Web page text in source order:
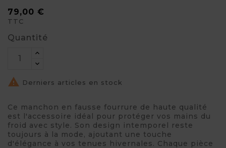
79,00 €
TTC
Quantité
 Derniers articles en stock
Ce manchon en fausse fourrure de haute qualité
est l'accessoire idéal pour protéger vos mains du
froid avec style. Son design intemporel reste
toujours à la mode, ajoutant une touche
d'élégance à vos tenues hivernales. Chaque pièce